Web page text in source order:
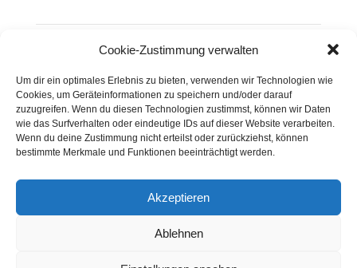
Cookie-Zustimmung verwalten
Um dir ein optimales Erlebnis zu bieten, verwenden wir Technologien wie
Cookies, um Geräteinformationen zu speichern und/oder darauf
zuzugreifen. Wenn du diesen Technologien zustimmst, können wir Daten
wie das Surfverhalten oder eindeutige IDs auf dieser Website verarbeiten.
Wenn du deine Zustimmung nicht erteilst oder zurückziehst, können
bestimmte Merkmale und Funktionen beeinträchtigt werden.
Akzeptieren
Ablehnen
Bankverbindungen
Deutsche Kreditbank AG
DE75 1203 0000 0000 4157 86
BYLADEM1001
Mittelbrandenburgische Sparkasse Potsdam
Impressum